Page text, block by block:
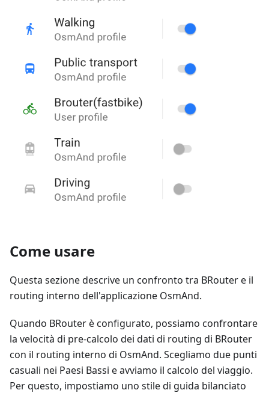
Come usare
Questa sezione descrive un confronto tra BRouter e il
routing interno dell'applicazione OsmAnd.
Quando BRouter è configurato, possiamo confrontare
la velocità di pre-calcolo dei dati di routing di BRouter
con il routing interno di OsmAnd. Scegliamo due punti
casuali nei Paesi Bassi e avviamo il calcolo del viaggio.
Per questo, impostiamo uno stile di guida bilanciato